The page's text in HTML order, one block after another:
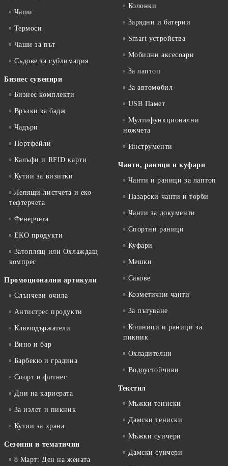
Чаши
Термоси
Чаши за път
Съдове за сублимация
Бизнес сувенири
Бизнес комплекти
Връзки за бадж
Чадъри
Портфейли
Калъфи и RFID карти
Кутии за визитки
Лепящи листчета и еко
тефтeрчета
Фенерчета
ЕКО продукти
Затоплящ или Охлаждащ
компрес
Промоционални артикули
Слънчеви очила
Антистрес продукти
Ключодържатели
Вино и бар
Барбекю и градина
Спорт и фитнес
Дни на кариерата
За излет и пикник
Кутии за храна
Сезонни и тематични
8 Март: Ден на жената
Колонки
Зарядни и батерии
Smart устройства
Мобилни аксесоари
За лаптоп
За автомобил
USB Памет
Мултифункционални
ножчета
Инструменти
Чанти, раници и куфари
Чанти и раници за лаптоп
Пазарски чанти и торби
Чанти за документи
Спортни раници
Куфари
Мешки
Сакове
Козметични чанти
За пътуване
Кошници и раници за
пикник
Охладителни
Водоустойчиви
Текстил
Мъжки тениски
Дамски тениски
Мъжки суичери
Дамски суичери